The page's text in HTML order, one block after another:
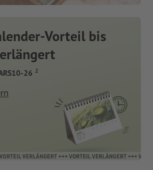
Vorteil bis
26 2